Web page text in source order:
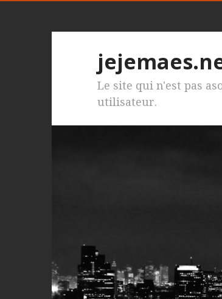
Le site qui n'est pas
utilisateur.